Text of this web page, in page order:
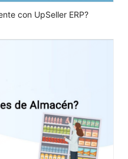
con UpSeller ERP?